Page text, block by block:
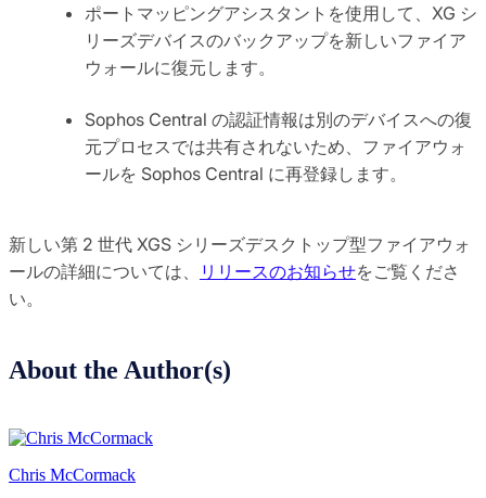
ポートマッピングアシスタントを使用して、XG シ
リーズデバイスのバックアップを新しいファイア
ウォールに復元します。
Sophos Central の認証情報は別のデバイスへの復
元プロセスでは共有されないため、ファイアウォ
ールを Sophos Central に再登録します。
新しい第 2 世代 XGS シリーズデスクトップ型ファイアウォ
ールの詳細については、
リリースのお知らせをご覧くださ
い。
About the Author(s)
Chris McCormack